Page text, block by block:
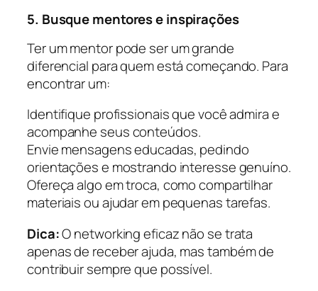
5. Busque mentores e inspirações
Ter um mentor pode ser um grande
diferencial para quem está começando. Para
encontrar um:
Identifique profissionais que você admira e
acompanhe seus conteúdos.
Envie mensagens educadas, pedindo
orientações e mostrando interesse genuíno.
Ofereça algo em troca, como compartilhar
materiais ou ajudar em pequenas tarefas.
Dica:O networking eficaz não se trata
apenas de receber ajuda, mas também de
contribuir sempre que possível.